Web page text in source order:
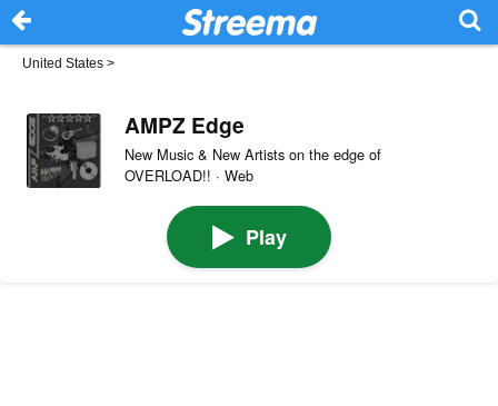
United States >
AMPZ Edge
New Music & New Artists on the edge of
OVERLOAD!! · Web
Play